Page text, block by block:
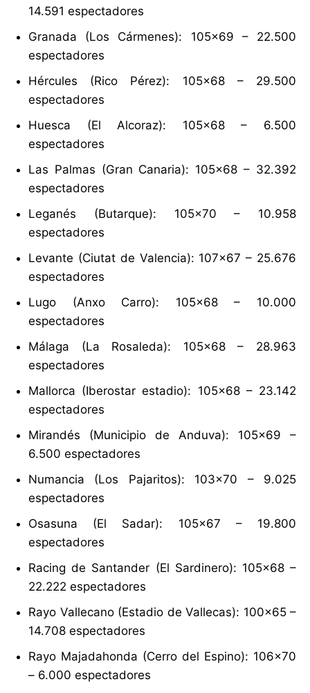
14.591 espectadores
Granada (Los Cármenes): 105×69 – 22.500
espectadores
Hércules (Rico Pérez): 105×68 – 29.500
espectadores
Huesca (El Alcoraz): 105×68 – 6.500
espectadores
Las Palmas (Gran Canaria): 105×68 – 32.392
espectadores
Leganés (Butarque): 105×70 – 10.958
espectadores
Levante (Ciutat de Valencia): 107×67 – 25.676
espectadores
Lugo (Anxo Carro): 105×68 – 10.000
espectadores
Málaga (La Rosaleda): 105×68 – 28.963
espectadores
Mallorca (Iberostar estadio): 105×68 – 23.142
espectadores
Mirandés (Municipio de Anduva): 105×69 –
6.500 espectadores
Numancia (Los Pajaritos): 103×70 – 9.025
espectadores
Osasuna (El Sadar): 105×67 – 19.800
espectadores
Racing de Santander (El Sardinero): 105×68 –
22.222 espectadores
Rayo Vallecano (Estadio de Vallecas): 100×65 –
14.708 espectadores
Rayo Majadahonda (Cerro del Espino): 106×70
– 6.000 espectadores